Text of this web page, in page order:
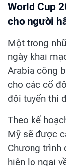
World Cup
cho người
Một trong
ngày khai
Arabia công
cho các cổ
đội tuyển thi
Theo kế
Mỹ sẽ được
Chương trình
hiện lo ngại